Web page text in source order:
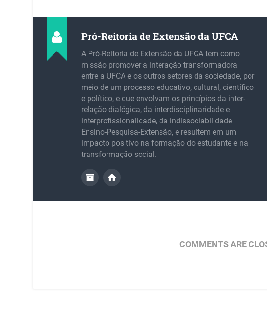
Pró-Reitoria de Extensão da UFCA
A Pró-Reitoria de Extensão da UFCA tem como
missão promover a interação transformadora
entre a UFCA e os outros setores da sociedade, por
meio de um processo educativo, cultural, científico
e político, e que envolvam os princípios da inter-
relação dialógica, da interdisciplinaridade e
interprofissionalidade, da indissociabilidade
Ensino-Pesquisa-Extensão, e resultem em um
impacto positivo na formação do estudante e na
transformação social.
COMMENTS ARE